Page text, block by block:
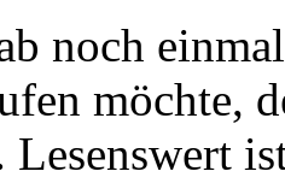
noch
möchte,
Lesenswert